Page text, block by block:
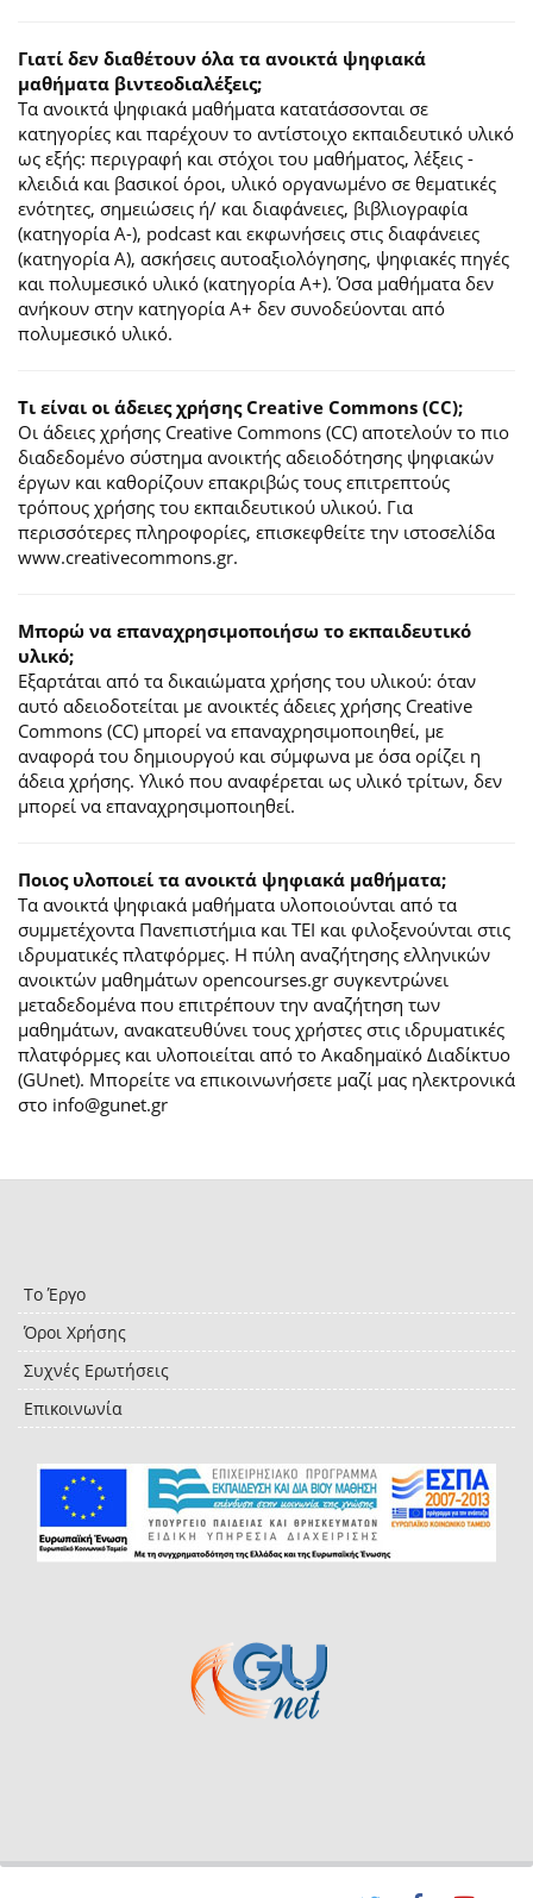
Γιατί δεν διαθέτουν όλα τα ανοικτά ψηφιακά
μαθήματα βιντεοδιαλέξεις;
Τα ανοικτά ψηφιακά μαθήματα κατατάσσονται σε
κατηγορίες και παρέχουν το αντίστοιχο εκπαιδευτικό υλικό
ως εξής: περιγραφή και στόχοι του μαθήματος, λέξεις -
κλειδιά και βασικοί όροι, υλικό οργανωμένο σε θεματικές
ενότητες, σημειώσεις ή/ και διαφάνειες, βιβλιογραφία
(κατηγορία Α-), podcast και εκφωνήσεις στις διαφάνειες
(κατηγορία Α), ασκήσεις αυτοαξιολόγησης, ψηφιακές πηγές
και πολυμεσικό υλικό (κατηγορία Α+). Όσα μαθήματα δεν
ανήκουν στην κατηγορία Α+ δεν συνοδεύονται από
πολυμεσικό υλικό.
Τι είναι οι άδειες χρήσης Creative Commons (CC);
Οι άδειες χρήσης Creative Commons (CC) αποτελούν το πιο
διαδεδομένο σύστημα ανοικτής αδειοδότησης ψηφιακών
έργων και καθορίζουν επακριβώς τους επιτρεπτούς
τρόπους χρήσης του εκπαιδευτικού υλικού. Για
περισσότερες πληροφορίες, επισκεφθείτε την ιστοσελίδα
www.creativecommons.gr.
Mπορώ να επαναχρησιμοποιήσω το εκπαιδευτικό
υλικό;
Εξαρτάται από τα δικαιώματα χρήσης του υλικού: όταν
αυτό αδειοδοτείται με ανοικτές άδειες χρήσης Creative
Commons (CC) μπορεί να επαναχρησιμοποιηθεί, με
αναφορά του δημιουργού και σύμφωνα με όσα ορίζει η
άδεια χρήσης. Υλικό που αναφέρεται ως υλικό τρίτων, δεν
μπορεί να επαναχρησιμοποιηθεί.
Ποιος υλοποιεί τα ανοικτά ψηφιακά μαθήματα;
Τα ανοικτά ψηφιακά μαθήματα υλοποιούνται από τα
συμμετέχοντα Πανεπιστήμια και ΤΕΙ και φιλοξενούνται στις
ιδρυματικές πλατφόρμες. H πύλη αναζήτησης ελληνικών
ανοικτών μαθημάτων opencourses.gr συγκεντρώνει
μεταδεδομένα που επιτρέπουν την αναζήτηση των
μαθημάτων, ανακατευθύνει τους χρήστες στις ιδρυματικές
πλατφόρμες και υλοποιείται από το Ακαδημαϊκό Διαδίκτυο
(GUnet). Μπορείτε να επικοινωνήσετε μαζί μας ηλεκτρονικά
στο info@gunet.gr
Το Έργο
Όροι Χρήσης
Συχνές Ερωτήσεις
Επικοινωνία